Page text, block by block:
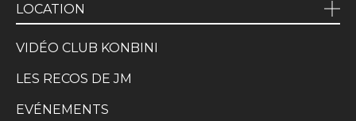
LOCATION
VIDÉO CLUB KONBINI
LES RECOS DE JM
EVÉNEMENTS